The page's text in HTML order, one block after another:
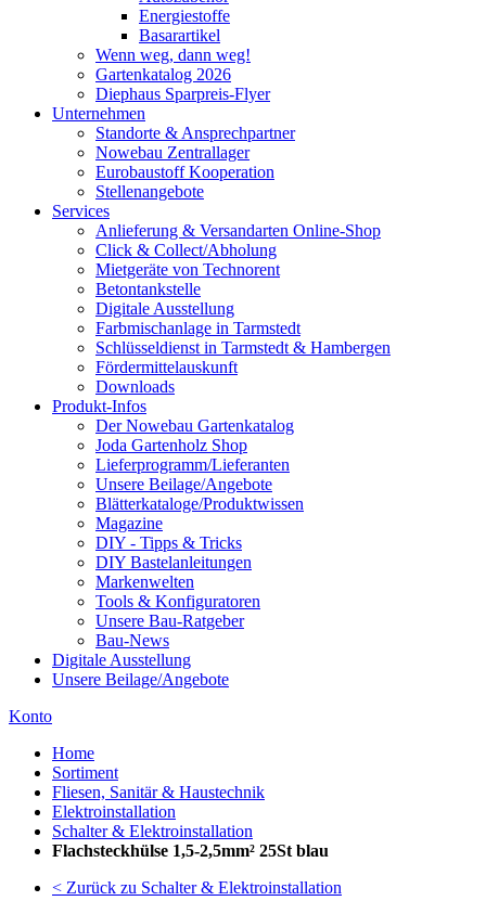
Energiestoffe
Basarartikel
Wenn weg, dann weg!
Gartenkatalog 2026
Diephaus Sparpreis-Flyer
Unternehmen
Standorte & Ansprechpartner
Nowebau Zentrallager
Eurobaustoff Kooperation
Stellenangebote
Services
Anlieferung & Versandarten Online-Shop
Click & Collect/Abholung
Mietgeräte von Technorent
Betontankstelle
Digitale Ausstellung
Farbmischanlage in Tarmstedt
Schlüsseldienst in Tarmstedt & Hambergen
Fördermittelauskunft
Downloads
Produkt-Infos
Der Nowebau Gartenkatalog
Joda Gartenholz Shop
Lieferprogramm/Lieferanten
Unsere Beilage/Angebote
Blätterkataloge/Produktwissen
Magazine
DIY - Tipps & Tricks
DIY Bastelanleitungen
Markenwelten
Tools & Konfiguratoren
Unsere Bau-Ratgeber
Bau-News
Digitale Ausstellung
Unsere Beilage/Angebote
Konto
Home
Sortiment
Fliesen, Sanitär & Haustechnik
Elektroinstallation
Schalter & Elektroinstallation
Flachsteckhülse 1,5-2,5mm² 25St blau
< Zurück zu Schalter & Elektroinstallation